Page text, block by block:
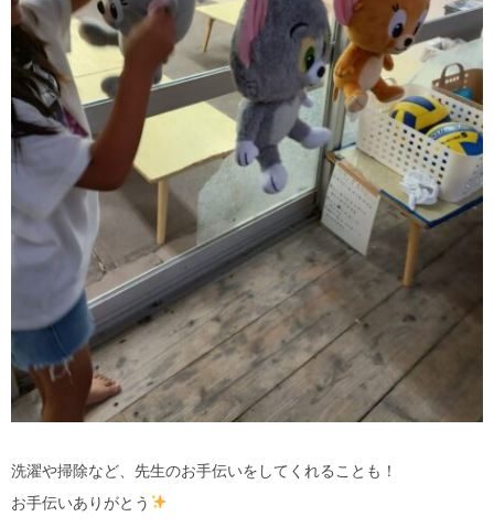
洗濯や掃除など、先生のお手伝いをしてくれることも！
お手伝いありがとう